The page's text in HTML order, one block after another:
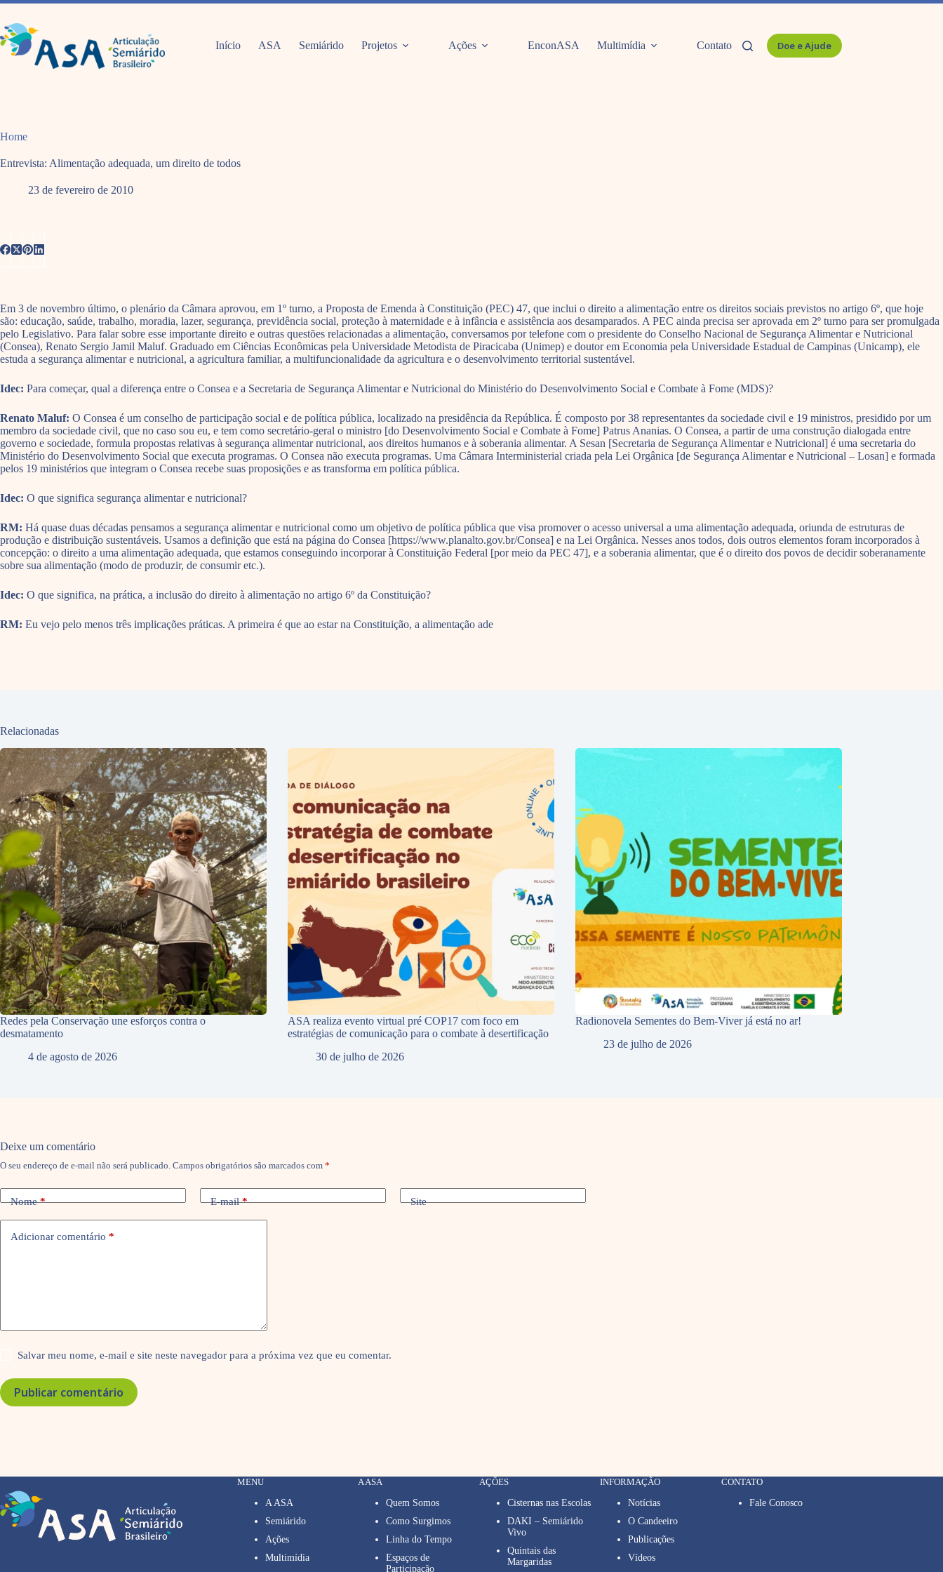
Pular
o
conteúdo
Início ASA Semiárido Projetos Ações EnconASA Multimídia Contato Doe e Ajude
Home
Entrevista: Alimentação adequada, um direito de todos
23 de fevereiro de 2010
Em 3 de novembro último, o plenário da Câmara aprovou, em 1º turno, a Proposta de Emenda à Constituição (PEC) 47, que inclui o direito a alimentação entre os direitos sociais previstos no artigo 6º, que hoje
são: educação, saúde, trabalho, moradia, lazer, segurança, previdência social, proteção à maternidade e à infância e assistência aos desamparados. A PEC ainda precisa ser aprovada em 2º turno para ser promulgada
pelo Legislativo. Para falar sobre esse importante direito e outras questões relacionadas a alimentação, conversamos por telefone com o presidente do Conselho Nacional de Segurança Alimentar e Nutricional
(Consea), Renato Sergio Jamil Maluf. Graduado em Ciências Econômicas pela Universidade Metodista de Piracicaba (Unimep) e doutor em Economia pela Universidade Estadual de Campinas (Unicamp), ele
estuda a segurança alimentar e nutricional, a agricultura familiar, a multifuncionalidade da agricultura e o desenvolvimento territorial sustentável.
Idec: Para começar, qual a diferença entre o Consea e a Secretaria de Segurança Alimentar e Nutricional do Ministério do Desenvolvimento Social e Combate à Fome (MDS)?
Renato Maluf: O Consea é um conselho de participação social e de política pública, localizado na presidência da República. É composto por 38 representantes da sociedade civil e 19 ministros, presidido por um
membro da sociedade civil, que no caso sou eu, e tem como secretário-geral o ministro [do Desenvolvimento Social e Combate à Fome] Patrus Ananias. O Consea, a partir de uma construção dialogada entre
governo e sociedade, formula propostas relativas à segurança alimentar nutricional, aos direitos humanos e à soberania alimentar. A Sesan [Secretaria de Segurança Alimentar e Nutricional] é uma secretaria do
Ministério do Desenvolvimento Social que executa programas. O Consea não executa programas. Uma Câmara Interministerial criada pela Lei Orgânica [de Segurança Alimentar e Nutricional – Losan] e formada
pelos 19 ministérios que integram o Consea recebe suas proposições e as transforma em política pública.
Idec: O que significa segurança alimentar e nutricional?
RM: Há quase duas décadas pensamos a segurança alimentar e nutricional como um objetivo de política pública que visa promover o acesso universal a uma alimentação adequada, oriunda de estruturas de
produção e distribuição sustentáveis. Usamos a definição que está na página do Consea [https://www.planalto.gov.br/Consea] e na Lei Orgânica. Nesses anos todos, dois outros elementos foram incorporados à
concepção: o direito a uma alimentação adequada, que estamos conseguindo incorporar à Constituição Federal [por meio da PEC 47], e a soberania alimentar, que é o direito dos povos de decidir soberanamente
sobre sua alimentação (modo de produzir, de consumir etc.).
Idec: O que significa, na prática, a inclusão do direito à alimentação no artigo 6º da Constituição?
RM: Eu vejo pelo menos três implicações práticas. A primeira é que ao estar na Constituição, a alimentação ade
Relacionadas
Redes pela Conservação une esforços contra o
desmatamento
4 de agosto de 2026
ASA realiza evento virtual pré COP17 com foco em
estratégias de comunicação para o combate à desertificação
30 de julho de 2026
Radionovela Sementes do Bem-Viver já está no ar!
23 de julho de 2026
Deixe um comentário
O seu endereço de e-mail não será publicado. Campos obrigatórios são marcados com *
Nome* E-mail* Site
Adicionar comentário *
Salvar meu nome, e-mail e site neste navegador para a próxima vez que eu comentar.
Publicar comentário
MENU
A ASA
Semiárido
Ações
Multimídia
A ASA
Quem Somos
Como Surgimos
Linha do Tempo
Espaços de
Participação
AÇÕES
Cisternas nas Escolas
DAKI – Semiárido
Vivo
Quintais das
Margaridas
INFORMAÇÃO
Notícias
O Candeeiro
Publicações
Vídeos
CONTATO
Fale Conosco